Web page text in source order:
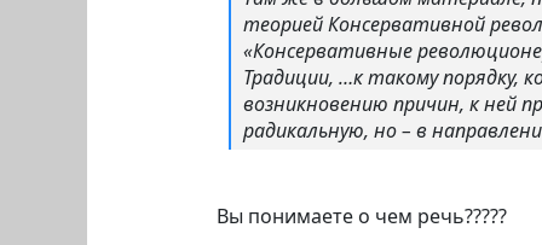
теорией Консервативной
«Консервативные
Традиции, …к такому порядку,
возникновению причин, к ней
радикальную, но – в
Вы понимаете о чем речь?????